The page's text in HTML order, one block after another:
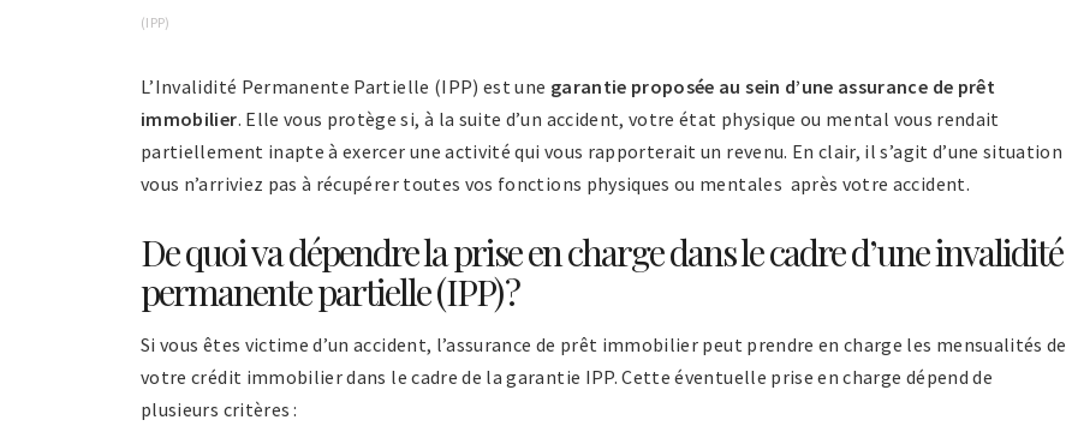
(IPP)
L’Invalidité Permanente Partielle (IPP) est une garantie proposée au sein d’une assurance de prêt
immobilier. Elle vous protège si, à la suite d’un accident, votre état physique ou mental vous rendait
partiellement inapte à exercer une activité qui vous rapporterait un revenu. En clair, il s’agit d’une situation
vous n’arriviez pas à récupérer toutes vos fonctions physiques ou mentales après votre accident.
De quoi va dépendre la prise en charge dans le cadre d’une invalidité
permanente partielle (IPP) ?
Si vous êtes victime d’un accident, l’assurance de prêt immobilier peut prendre en charge les mensualités de
votre crédit immobilier dans le cadre de la garantie IPP. Cette éventuelle prise en charge dépend de
plusieurs critères :